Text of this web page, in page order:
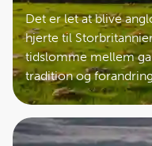
Det er let at blive
hjerte til
tidslomme mellem
tradition og